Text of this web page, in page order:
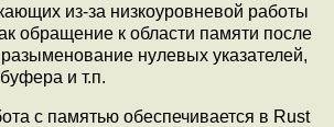
из-за низкоуровневой работы
обращение к области памяти после
нулевых указателей,
и т.п.
с памятью обеспечивается в Rust